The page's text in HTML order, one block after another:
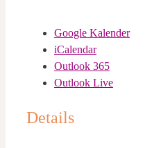
Google Kalender
iCalendar
Outlook 365
Outlook Live
Details